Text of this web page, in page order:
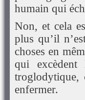
humain qui
Non, et cela
plus qu’il
choses en
qui excèdent
troglodytique,
enfermer.